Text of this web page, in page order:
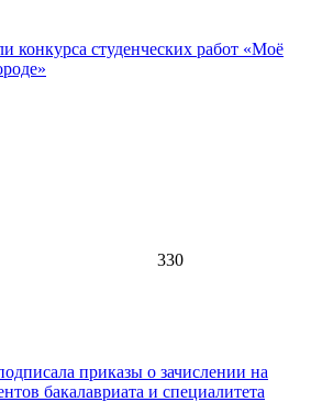
конкурса студенческих работ «Моё
330
приказы о зачислении на
бакалавриата и специалитета